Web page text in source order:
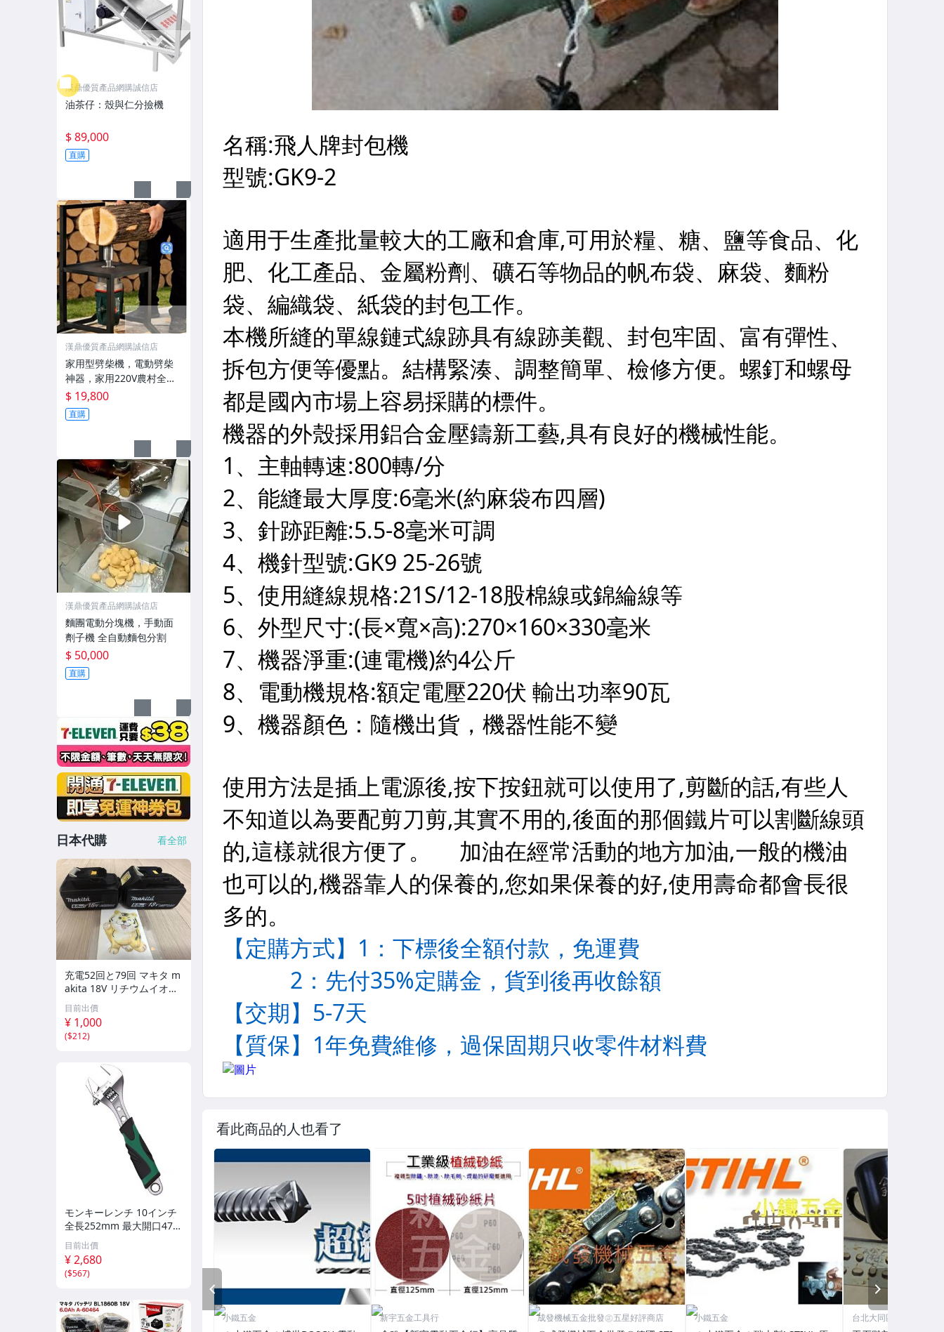
看此商品的人也看了
小鐵五金 新宇五金工具行 成發機械五金批發㊣五星好評商店 小鐵五金 台北大同區配送任何問
PREV
漢鼎優質產品網購誠信店
油茶仔：殼與仁分撿機
$ 89,000
直購
漢鼎優質產品網購誠信店
家用型劈柴機，電動劈柴
神器，家用220V農村全自
動劈材機
$ 19,800
直購
漢鼎優質產品網購誠信店
麵團電動分塊機，手動面
劑子機 全自動麵包分割
$ 50,000
直購
日本代購 看全部
充電52回と79回 マキタ m
akita 18V リチウムイオン
バッテリー BL1860B 6.0A
h ★2個セット★ 純正品
目前出價
¥ 1,000
($212)
モンキーレンチ 10インチ
全長252mm 最大開口47m
m 目盛付 アジャスタブル
スパナ 水道 配管 自動車修
理 整備 パイプ
目前出價
¥ 2,680
($567)